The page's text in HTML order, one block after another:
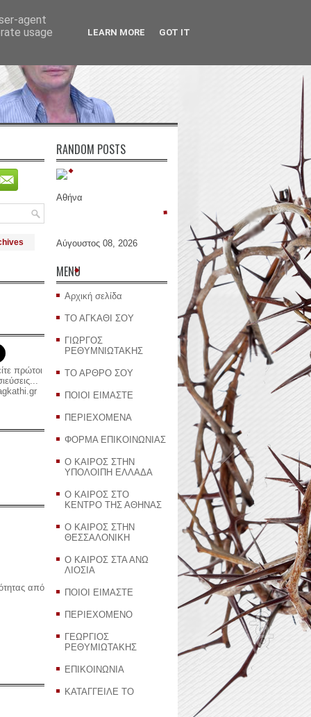
πρώτοι
από
RANDOM POSTS
Αθήνα
Αύγουστος 08, 2026
MENU
Αρχική σελίδα
ΤΟ ΑΓΚΑΘΙ ΣΟΥ
ΓΙΩΡΓΟΣ
ΡΕΘΥΜΝΙΩΤΑΚΗΣ
ΤΟ ΑΡΘΡΟ ΣΟΥ
ΠΟΙΟΙ ΕΙΜΑΣΤΕ
ΠΕΡΙΕΧΟΜΕΝΑ
ΦΟΡΜΑ ΕΠΙΚΟΙΝΩΝΙΑΣ
Ο ΚΑΙΡΟΣ ΣΤΗΝ
ΥΠΟΛΟΙΠΗ ΕΛΛΑΔΑ
Ο ΚΑΙΡΟΣ ΣΤΟ
ΚΕΝΤΡΟ ΤΗΣ ΑΘΗΝΑΣ
Ο ΚΑΙΡΟΣ ΣΤΗΝ
ΘΕΣΣΑΛΟΝΙΚΗ
Ο ΚΑΙΡΟΣ ΣΤΑ ΑΝΩ
ΛΙΟΣΙΑ
ΠΟΙΟΙ ΕΙΜΑΣΤΕ
ΠΕΡΙΕΧΟΜΕΝΟ
ΓΕΩΡΓΙΟΣ
ΡΕΘΥΜΙΩΤΑΚΗΣ
ΕΠΙΚΟΙΝΩΝΙΑ
ΚΑΤΑΓΓΕΙΛΕ ΤΟ
agent
usage
LEARN MORE GOT IT